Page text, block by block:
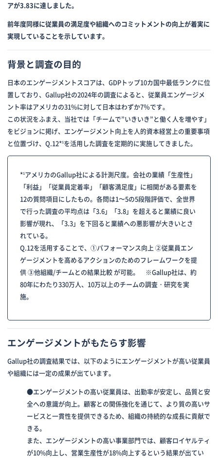
アが3.83に達しました。
前年度同様に従業員の満足度や組織へのコミットメントの向上が着実に
実現していることを示しています。
背景と調査の目的
日本のエンゲージメントスコアは、GDPトップ10カ国中最低ランクに位
置しており、Gallup社の2024年の調査によると、従業員エンゲージメ
ント率はアメリカの31%に対して日本はわずか7％です。
この状況をふまえ、当社では「チームで”いきいき”と働く人を増やす」
をビジョンに掲げ、エンゲージメント向上を人的資本経営上の重要事項
と位置づけ、Q.12*¹を活用した調査を定期的に実施してきました。
*¹アメリカのGallup社による計測尺度。会社の業績「生産性」
「利益」「従業員定着率」「顧客満足度」に相関がある要素を
12の質問項目にしたもの。各問は1〜5の5段階評価で、全世界
で行った調査の平均点は「3.6」「3.8」を超えると業績に良い
影響が現れ、「3.3」を下回ると業績への悪影響が大きいとさ
れている。
Q.12を活用することで、①パフォーマンス向上 ②従業員エン
ゲージメントを高めるアクションのためのフレームワークを提
供 ③他組織/チームとの結果比較 が可能。 ※Gallup社は、約
80年にわたり330万人、10万以上のチームの調査・研究を実
施。
エンゲージメントがもたらす影響
Gallup社の調査結果では、以下のようにエンゲージメントが高い従業員
や組織には一定の成果が出ています。
●エンゲージメントの高い従業員は、出勤率が安定し、品質と安
全への意識が向上。顧客との関係強化を通じて、より質の高いサ
ービスと一貫性を提供できるため、組織の持続的な成長に貢献で
きる。
また、エンゲージメントの高い事業部門では、顧客ロイヤルティ
が10%向上し、営業生産性が18%向上するという結果が出てい